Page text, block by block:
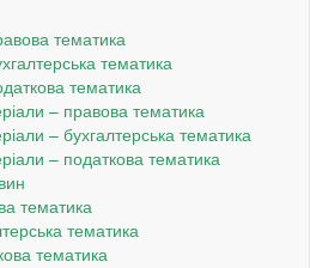
тематика
тематика
тематика
– правова тематика
– бухгалтерська тематика
– податкова тематика
тематика
тематика
тематика